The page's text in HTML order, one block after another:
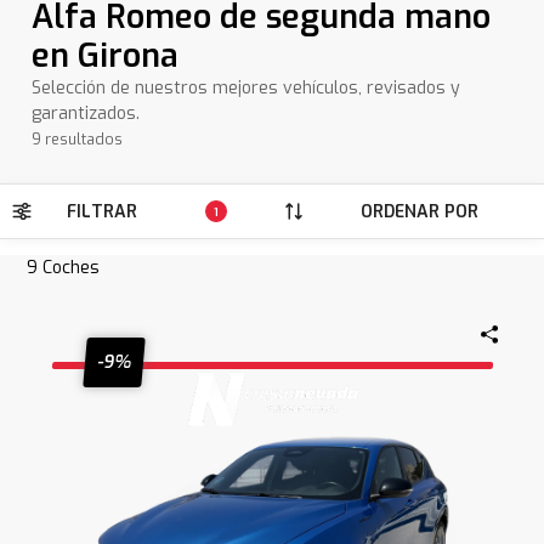
Alfa Romeo de segunda mano
en Girona
Selección de nuestros mejores vehículos, revisados y
garantizados.
9 resultados
FILTRAR 1 ORDENAR POR
9 Coches
-9%